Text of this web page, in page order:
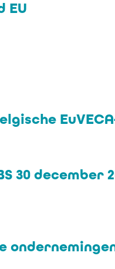
EU
30 december